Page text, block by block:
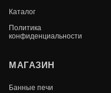
Каталог
Политика
конфиденциальности
МАГАЗИН
Банные печи